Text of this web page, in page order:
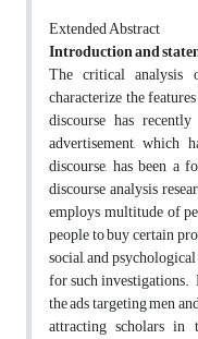
Extended Abstract
Introduction and
The critical analysis
characterize the
discourse has
advertisement, which
discourse, has been a
discourse analysis
employs multitude of
people to buy certain
social, and
for such
the ads targeting men
attracting scholars